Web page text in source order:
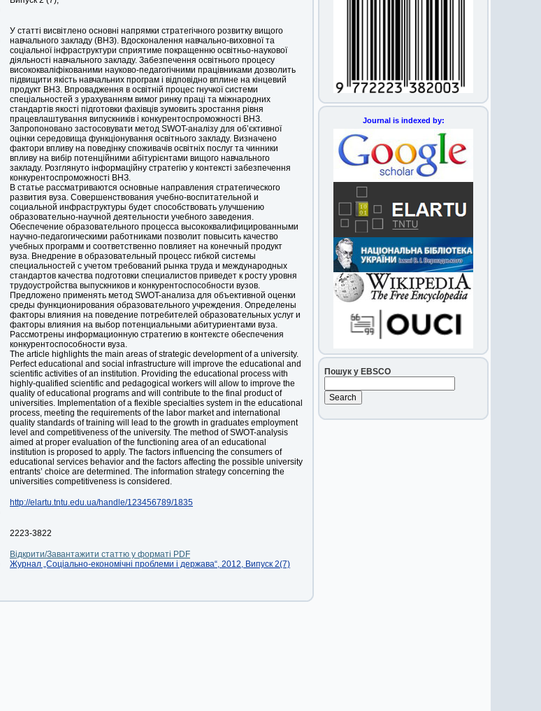
У статті висвітлено основні напрямки стратегічного розвитку вищого
навчального закладу (ВНЗ). Вдосконалення навчально-виховної та
соціальної інфраструктури сприятиме покращенню освітньо-наукової
діяльності навчального закладу. Забезпечення освітнього процесу
висококваліфікованими науково-педагогічними працівниками дозволить
підвищити якість навчальних програм і відповідно вплине на кінцевий
продукт ВНЗ. Впровадження в освітній процес гнучкої системи
спеціальностей з урахуванням вимог ринку праці та міжнародних
стандартів якості підготовки фахівців зумовить зростання рівня
працевлаштування випускників і конкурентоспроможності ВНЗ.
Запропоновано застосовувати метод SWOT-аналізу для об’єктивної
оцінки середовища функціонування освітнього закладу. Визначено
фактори впливу на поведінку споживачів освітніх послуг та чинники
впливу на вибір потенційними абітурієнтами вищого навчального
закладу. Розглянуто інформаційну стратегію у контексті забезпечення
конкурентоспроможності ВНЗ.
В статье рассматриваются основные направления стратегического
развития вуза. Совершенствования учебно-воспитательной и
социальной инфраструктуры будет способствовать улучшению
образовательно-научной деятельности учебного заведения.
Обеспечение образовательного процесса высококвалифицированными
научно-педагогическими работниками позволит повысить качество
учебных программ и соответственно повлияет на конечный продукт
вуза. Внедрение в образовательный процесс гибкой системы
специальностей с учетом требований рынка труда и международных
стандартов качества подготовки специалистов приведет к росту уровня
трудоустройства выпускников и конкурентоспособности вузов.
Предложено применять метод SWOT-анализа для объективной оценки
среды функционирования образовательного учреждения. Определены
факторы влияния на поведение потребителей образовательных услуг и
факторы влияния на выбор потенциальными абитуриентами вуза.
Рассмотрены информационную стратегию в контексте обеспечения
конкурентоспособности вуза.
The article highlights the main areas of strategic development of a university.
Perfect educational and social infrastructure will improve the educational and
scientific activities of an institution. Providing the educational process with
highly-qualified scientific and pedagogical workers will allow to improve the
quality of educational programs and will contribute to the final product of
universities. Implementation of a flexible specialties system in the educational
process, meeting the requirements of the labor market and international
quality standards of training will lead to the growth in graduates employment
level and competitiveness of the university. The method of SWOT-analysis
aimed at proper evaluation of the functioning area of an educational
institution is proposed to apply. The factors influencing the consumers of
educational services behavior and the factors affecting the possible university
entrants’ choice are determined. The information strategy concerning the
universities competitiveness is considered.
http://elartu.tntu.edu.ua/handle/123456789/1835
2223-3822
Відкрити/Завантажити статтю у форматі PDF
Журнал „Соціально-економічні проблеми і держава“, 2012, Випуск 2(7)
Journal is indexed by:
Пошук у EBSCO